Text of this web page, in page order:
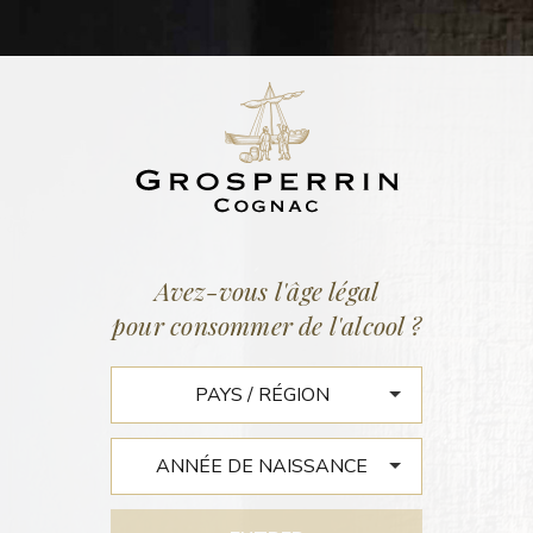
ACTUALITÉS
Accueil /Actualités
MIEUX VIVRE – 2018
Cognac : notre
sélection de 6
bouteilles à découvrir
Avez-vous l'âge légal
pour consommer de l'alcool ?